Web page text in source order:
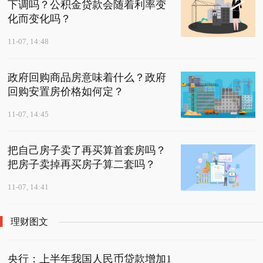
下调吗？公积金贷款会随着利率变
化而变化吗？
11-07, 14:48
政府回购商品房意味着什么？政府
回购安置房价格如何定？
11-07, 14:45
把自己房子卖了再买算首套房吗？
把房子卖掉再买房子算二套吗？
11-07, 14:41
理财图文
央行：上半年我国人民币贷款增加1